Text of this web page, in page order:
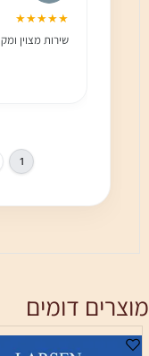
★★★★★
שירות מצוין
1
מוצרים דומים